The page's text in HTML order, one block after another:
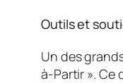
Outils et
Un des
à-Partir ». Ce